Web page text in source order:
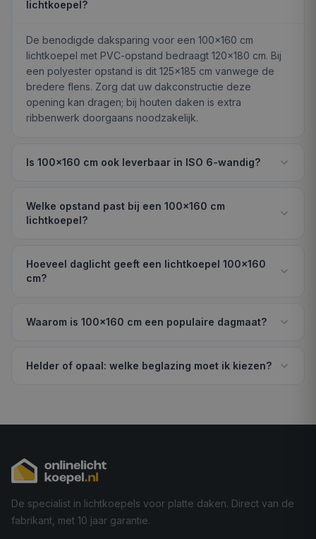
om twee 100×160 cm koepels naast elkaar te plaatsen met een
m² bij een gecombineerde daksparing van 240×180 cm.
ZIE OOK
Lichtkoepel 100×100 cm Lichtkoepel 100×130 cm
Lichtkoepel 100×200 cm Lichtkoepel 160×160 cm
Plat Dak Met Opstand Met Ventilatie
lichtkoepel?
De benodigde daksparing voor een 100×160 cm
lichtkoepel met PVC-opstand bedraagt 120×180 cm. Bij
een polyester opstand is dit 125×185 cm vanwege de
bredere flens. Zorg dat uw dakconstructie deze
opening kan dragen; bij houten daken is extra
ribbenwerk doorgaans noodzakelijk.
Is 100×160 cm ook leverbaar in ISO 6-wandig?
Welke opstand past bij een 100×160 cm
lichtkoepel?
Hoeveel daglicht geeft een lichtkoepel 100×160
cm?
Waarom is 100×160 cm een populaire dagmaat?
Helder of opaal: welke beglazing moet ik kiezen?
De specialist in lichtkoepels voor platte daken. Direct van de
fabrikant, met 10 jaar garantie.